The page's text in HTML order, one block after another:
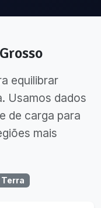
equilibrar
Usamos dados
de carga para
mais
Terra